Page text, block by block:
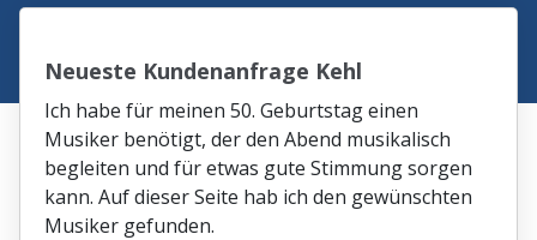
Neueste Kundenanfrage Kehl
Ich habe für meinen 50. Geburtstag einen
Musiker benötigt, der den Abend musikalisch
begleiten und für etwas gute Stimmung sorgen
kann. Auf dieser Seite hab ich den gewünschten
Musiker gefunden.